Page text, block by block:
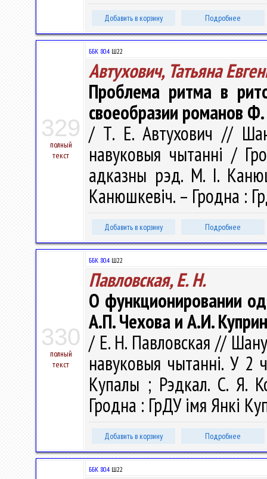
Добавить в корзину Подробнее
329
полный
текст
ББК 80.4 Ш22
Автухович, Татьяна
Проблема ритма в
своеобразии романов
/ Т. Е. Автухович //
навуковыя чытаннi /
адказны рэд. М. І.
Канюшкевіч. – Гродна :
Добавить в корзину Подробнее
330
полный
текст
ББК 80.4 Ш22
Павловская, Е. Н.
О функционировании
А.П. Чехова и А.И.
/ Е. Н. Павловская //
навуковыя чытаннi. У 2
Купалы ; Рэдкал. С. Я.
Гродна : ГрДУ імя Янкі
Добавить в корзину Подробнее
ББК 80.4 Ш22